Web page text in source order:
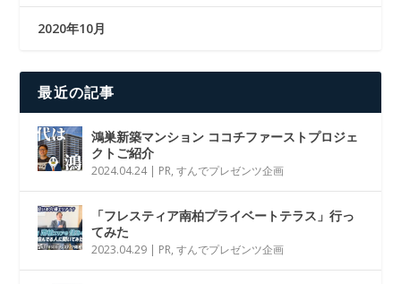
2020年10月
最近の記事
鴻巣新築マンション ココチファーストプロジェ
クトご紹介
2024.04.24| PR,すんでプレゼンツ企画
「フレスティア南柏プライベートテラス」行っ
てみた
2023.04.29 | PR,すんでプレゼンツ企画